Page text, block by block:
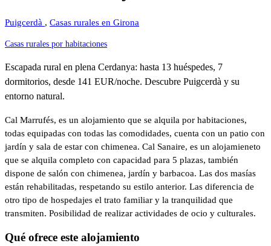
Puigcerdà , Casas rurales en Girona
Casas rurales por habitaciones
Escapada rural en plena Cerdanya: hasta 13 huéspedes, 7
dormitorios, desde 141 EUR/noche. Descubre Puigcerdà y su
entorno natural.
Cal Marrufés, es un alojamiento que se alquila por habitaciones,
todas equipadas con todas las comodidades, cuenta con un patio con
jardín y sala de estar con chimenea. Cal Sanaire, es un alojamieneto
que se alquila completo con capacidad para 5 plazas, también
dispone de salón con chimenea, jardín y barbacoa. Las dos masías
están rehabilitadas, respetando su estilo anterior. Las diferencia de
otro tipo de hospedajes el trato familiar y la tranquilidad que
transmiten. Posibilidad de realizar actividades de ocio y culturales.
Qué ofrece este alojamiento